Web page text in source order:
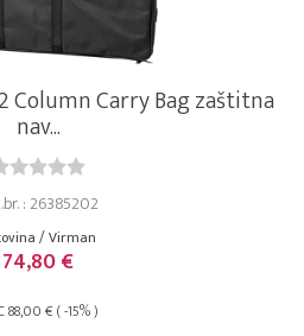
Column Carry Bag zaštitna
nav...
: 26385202
/ Virman
74,80 €
88,00 € ( -15% )